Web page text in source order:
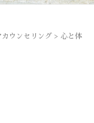
カウンセリング > 心と体